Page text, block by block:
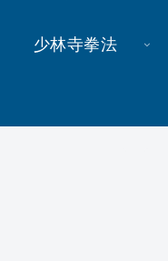
少林寺拳法